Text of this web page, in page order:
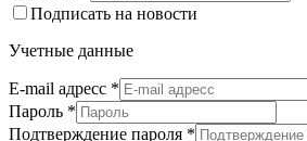
Подписать на новости
Учетные данные
E-mail адресс *
Пароль *
Подтверждение пароля *